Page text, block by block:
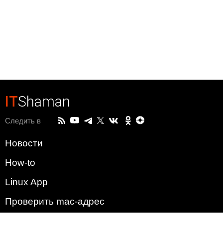
ITShaman
Следить в
Новости
How-to
Linux App
Проверить mac-адрес